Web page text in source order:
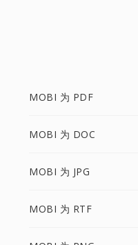
MOBI 为 PDF
MOBI 为 DOC
MOBI 为 JPG
MOBI 为 RTF